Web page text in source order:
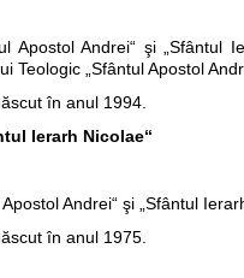
Apostol Andrei“ şi „Sfântul
„Sfântul Apostol
în anul 1994.
Ierarh Nicolae“
Andrei“ şi „Sfântul
în anul 1975.